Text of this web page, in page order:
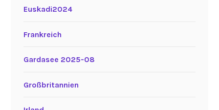
Euskadi2024
Frankreich
Gardasee 2025-08
Großbritannien